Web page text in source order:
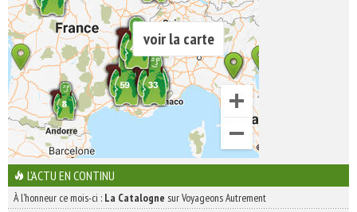
voir la carte
L'ACTU EN CONTINU
À l'honneur ce mois-ci : La Catalogne sur Voyageons Autrement